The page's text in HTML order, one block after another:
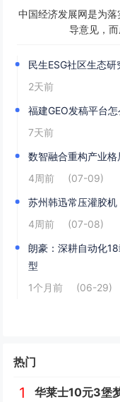
中国经济发展网是为
导意见，而
民生ESG社区生态
2天前
福建GEO发稿平台
7天前
数智融合重构产业
4周前
(07-09)
苏州韩迅常压灌胶机
4周前
(07-08)
朗豪：深耕自动化
型
1个月前
(06-29)
热门
1